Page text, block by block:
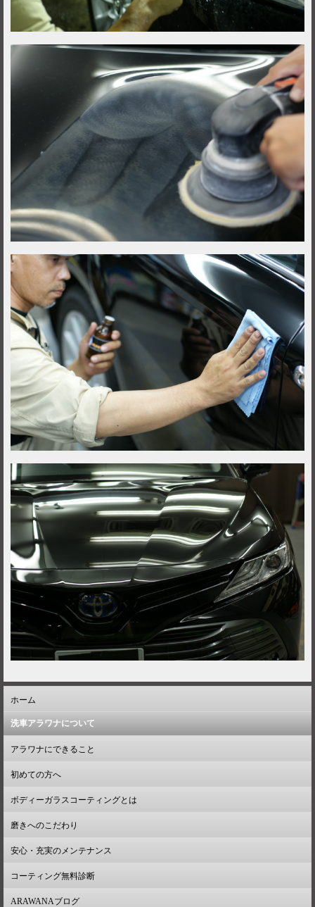
ホーム
洗車アラワナについて
アラワナにできること
初めての方へ
ボディーガラスコーティングとは
磨きへのこだわり
安心・充実のメンテナンス
コーティング無料診断
ARAWANAブログ